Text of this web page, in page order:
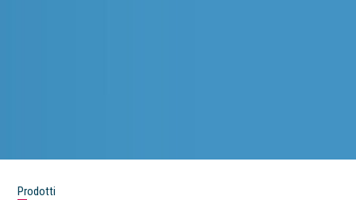
Prodotti